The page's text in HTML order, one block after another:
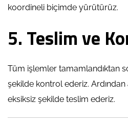
koordineli biçimde yürütürüz.
5. Teslim ve
Tüm işlemler tamamlandıktan
şekilde kontrol ederiz. Ardından
eksiksiz şekilde teslim ederiz.